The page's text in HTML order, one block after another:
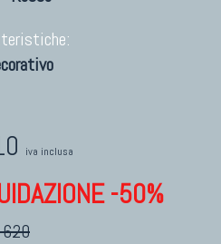
iva inclusa
-50%